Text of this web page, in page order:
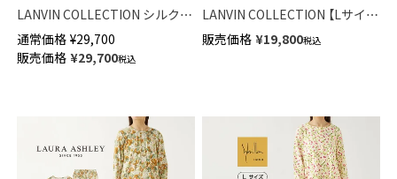
LANVIN COLLECTION シルク
100% 長袖 レディース パジャマ
Lサイズ 73044363
通常価格 ¥29,700
販売価格 ¥29,700税込
LANVIN COLLECTION 【Lサイ
ズ】綿100％ ふんわり柔らかい
先染め2重ガーゼ レジュールス
販売価格 ¥19,800税込